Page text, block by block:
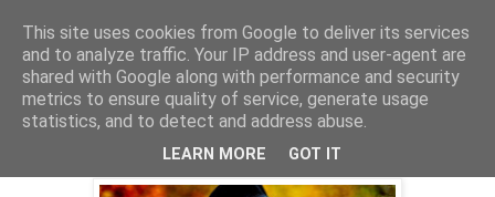
Parakato.gr
«Έφυγε» ο Ουμπέρτο Έκο
This site uses cookies from Google to deliver its services
and to analyze traffic. Your IP address and user-agent are
shared with Google along with performance and security
metrics to ensure quality of service, generate usage
statistics, and to detect and address abuse.
LEARN MORE GOT IT